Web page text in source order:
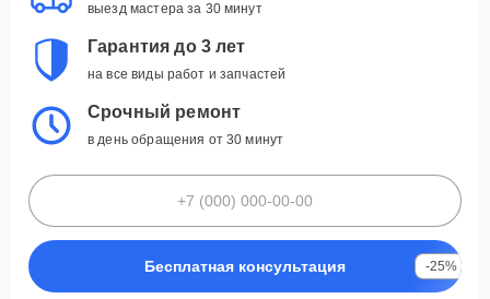
выезд мастера за 30 минут
Гарантия до 3 лет
на все виды работ и запчастей
Срочный ремонт
в день обращения от 30 минут
Бесплатная консультация -25%